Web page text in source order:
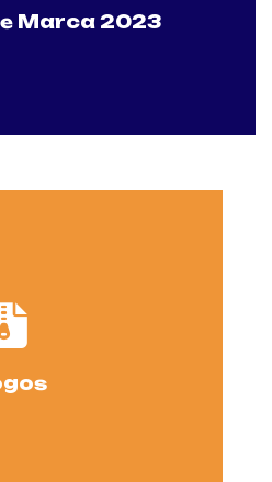
Marca 2023